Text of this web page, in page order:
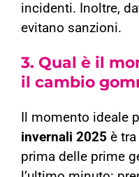
incidenti. Inoltre,
evitano sanzioni.
3. Qual è il
il cambio
Il momento ideale
invernali 2025 è
prima delle prime